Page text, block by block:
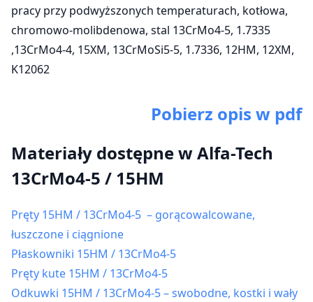
pracy przy podwyższonych temperaturach, kotłowa,
chromowo-molibdenowa, stal 13CrMo4-5, 1.7335
,13CrMo4-4, 15XM, 13CrMoSi5-5, 1.7336, 12HM, 12XM,
K12062
Pobierz opis w pdf
Materiały dostępne w Alfa-Tech
13CrMo4-5 / 15HM
Pręty 15HM / 13CrMo4-5 – gorącowalcowane,
łuszczone i ciągnione
Płaskowniki 15HM / 13CrMo4-5
Pręty kute 15HM / 13CrMo4-5
Odkuwki 15HM / 13CrMo4-5 – swobodne, kostki i wały